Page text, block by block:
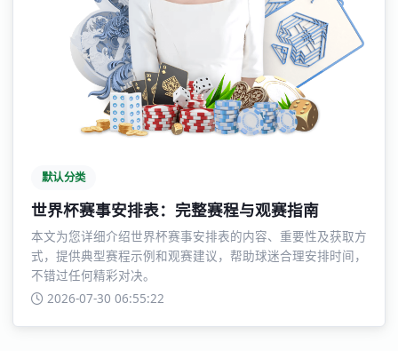
默认分类
世界杯赛事安排表：完整赛程与观赛指南
本文为您详细介绍世界杯赛事安排表的内容、重要性及获取方
式，提供典型赛程示例和观赛建议，帮助球迷合理安排时间，
不错过任何精彩对决。
2026-07-30 06:55:22